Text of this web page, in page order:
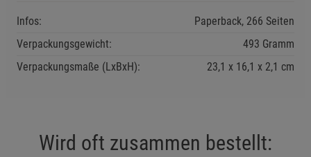
Infos:
Paperback, 266 Seiten
Verpackungsgewicht:
493 Gramm
Verpackungsmaße (LxBxH):
23,1 16,1 2,1 cm
Wird oft zusammen bestellt: